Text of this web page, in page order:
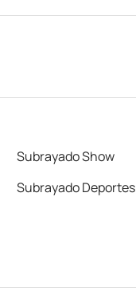
Subrayado Show
Subrayado Deportes